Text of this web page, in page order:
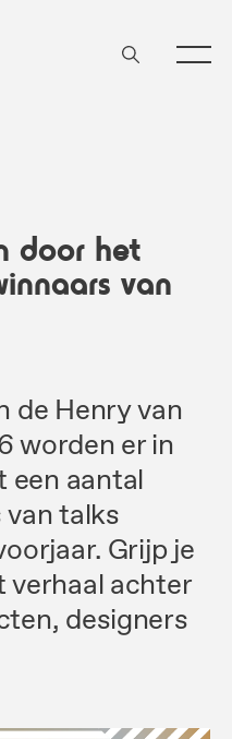
door het
van
de Henry van
worden er in
een aantal
talks
Grijp je
verhaal achter
designers